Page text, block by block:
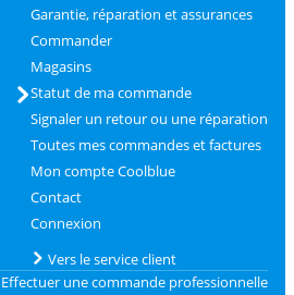
Garantie, réparation et assurances
Commander
Magasins
Statut de ma commande
Signaler un retour ou une réparation
Toutes mes commandes et factures
Mon compte Coolblue
Contact
Connexion
Vers le service client
Effectuer une commande professionnelle